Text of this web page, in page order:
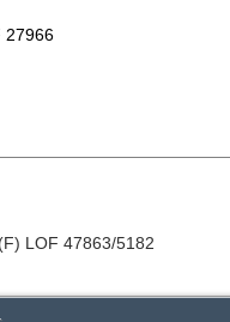
27966
LOF 47863/5182